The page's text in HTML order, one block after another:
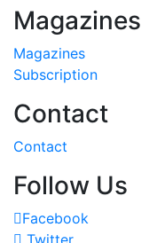
Magazines
Magazines
Subscription
Contact
Contact
Follow Us
Facebook
Twitter